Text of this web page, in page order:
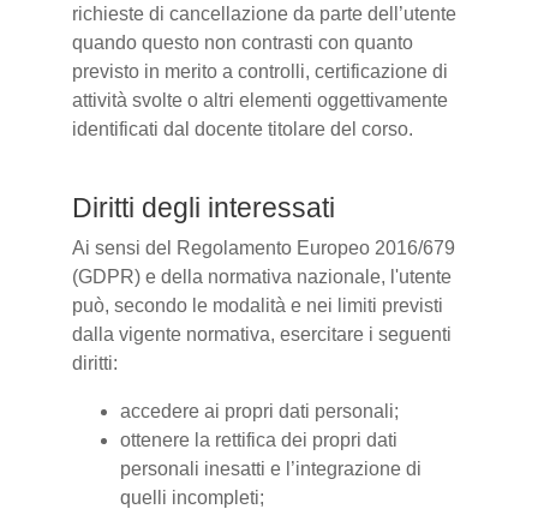
richieste di cancellazione da parte dell’utente
quando questo non contrasti con quanto
previsto in merito a controlli, certificazione di
attività svolte o altri elementi oggettivamente
identificati dal docente titolare del corso.
Diritti degli interessati
Ai sensi del Regolamento Europeo 2016/679
(GDPR) e della normativa nazionale, l'utente
può, secondo le modalità e nei limiti previsti
dalla vigente normativa, esercitare i seguenti
diritti:
accedere ai propri dati personali;
ottenere la rettifica dei propri dati
personali inesatti e l’integrazione di
quelli incompleti;